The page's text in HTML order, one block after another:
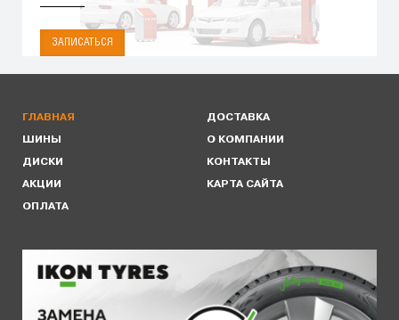
ЗАПИСАТЬСЯ
ГЛАВНАЯ
ШИНЫ
ДИСКИ
АКЦИИ
ОПЛАТА
ДОСТАВКА
О КОМПАНИИ
КОНТАКТЫ
КАРТА САЙТА